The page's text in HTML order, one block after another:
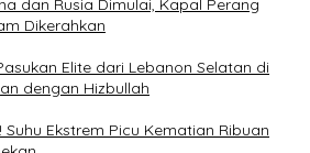
dan Rusia Dimulai, Kapal Perang
Dikerahkan
Elite dari Lebanon Selatan di
dengan Hizbullah
Ekstrem Picu Kematian Ribuan